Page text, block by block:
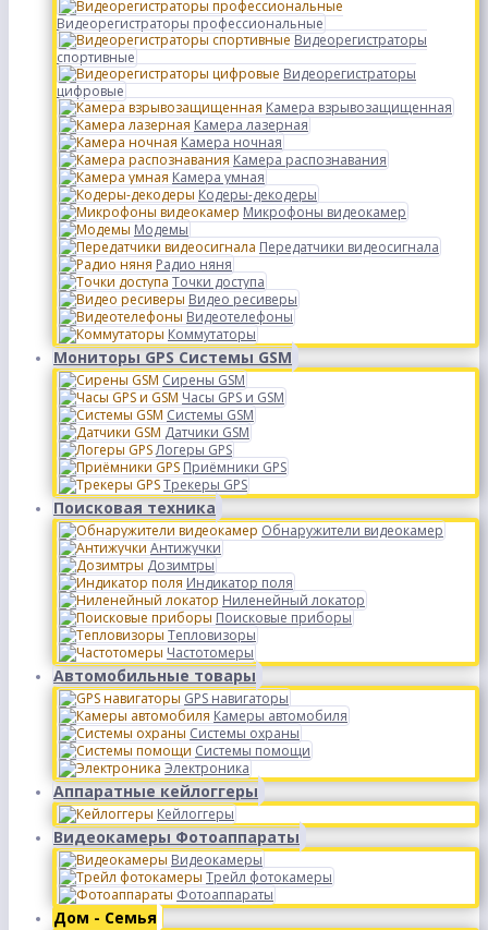
Видеорегистраторы профессиональные
Видеорегистраторы
спортивные
Видеорегистраторы
цифровые
Камера взрывозащищенная
Камера лазерная
Камера ночная
Камера распознавания
Камера умная
Кодеры-декодеры
Микрофоны видеокамер
Модемы
Передатчики видеосигнала
Радио няня
Точки доступа
Видео ресиверы
Видеотелефоны
Коммутаторы
Мониторы GPS Системы GSM
Сирены GSM
Часы GPS и GSM
Системы GSM
Датчики GSM
Логеры GPS
Приёмники GPS
Трекеры GPS
Поисковая техника
Обнаружители видеокамер
Антижучки
Дозимтры
Индикатор поля
Ниленейный локатор
Поисковые приборы
Тепловизоры
Частотомеры
Автомобильные товары
GPS навигаторы
Камеры автомобиля
Системы охраны
Системы помощи
Электроника
Аппаратные кейлоггеры
Кейлоггеры
Видеокамеры Фотоаппараты
Видеокамеры
Трейл фотокамеры
Фотоаппараты
Дом - Семья